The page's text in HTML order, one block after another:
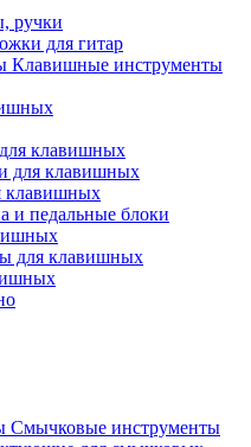
ручки
для гитар
Клавишные инструменты
клавишных
для клавишных
клавишных
и педальные блоки
для клавишных
Смычковые инструменты